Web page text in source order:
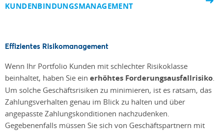
KUNDENBINDUNGSMANAGEMENT
Effizientes Risikomanagement
Wenn Ihr Portfolio Kunden mit schlechter Risikoklasse
beinhaltet, haben Sie ein erhöhtes Forderungsausfallrisiko
Um solche Geschäftsrisiken zu minimieren, ist es ratsam, das
Zahlungsverhalten genau im Blick zu halten und über
angepasste Zahlungskonditionen nachzudenken.
Gegebenenfalls müssen Sie sich von Geschäftspartnern mit